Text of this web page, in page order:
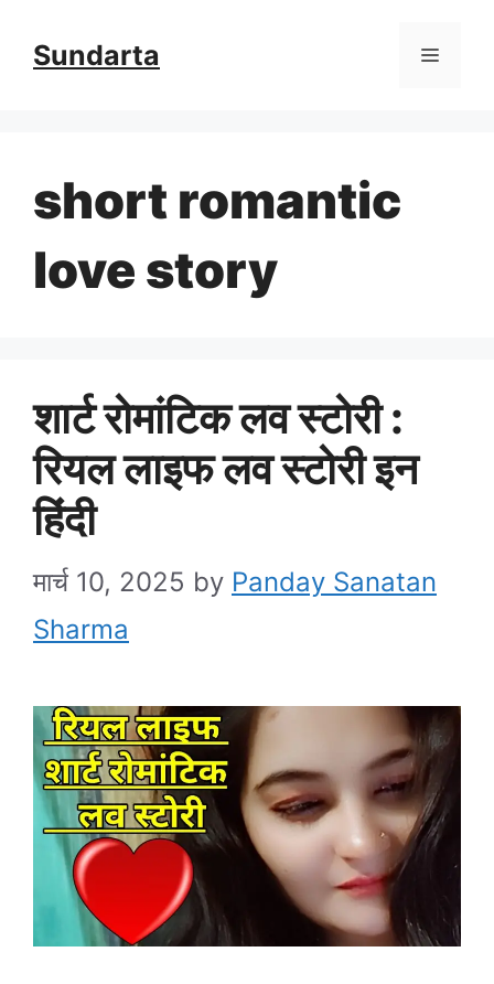
Sundarta Menu
short romantic
love story
शार्ट रोमांटिक लव स्टोरी :
रियल लाइफ लव स्टोरी इन
हिंदी
मार्च 10, 2025 by Panday Sanatan
Sharma